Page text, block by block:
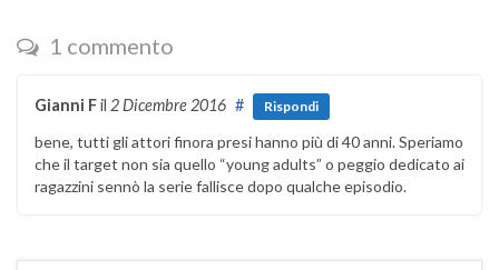
1 commento
Gianni Fil 2 Dicembre 2016 # Rispondi
bene, tutti gli attori finora presi hanno più di 40 anni. Speriamo
che il target non sia quello “young adults” o peggio dedicato ai
ragazzini sennò la serie fallisce dopo qualche episodio.